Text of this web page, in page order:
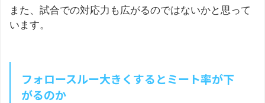
また、試合での対応力も広がるのではないかと思って
います。
フォロースルー大きくするとミート率が下
がるのか